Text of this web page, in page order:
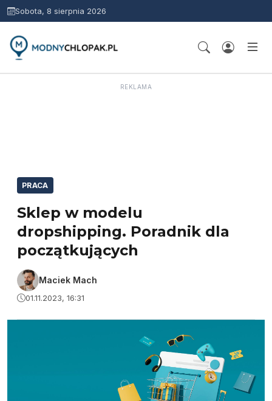
Sobota, 8 sierpnia 2026
REKLAMA
PRACA
Sklep w modelu
dropshipping. Poradnik dla
początkujących
Maciek Mach
01.11.2023, 16:31